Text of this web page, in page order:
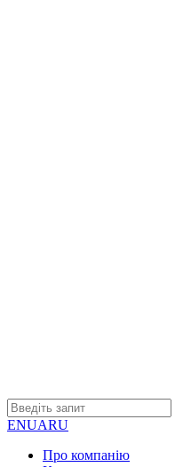
ENUARU
Про компанію